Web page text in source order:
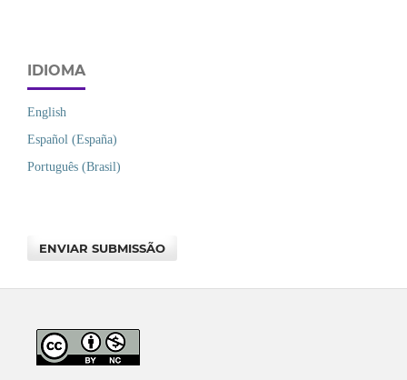
IDIOMA
English
Español (España)
Português (Brasil)
ENVIAR SUBMISSÃO